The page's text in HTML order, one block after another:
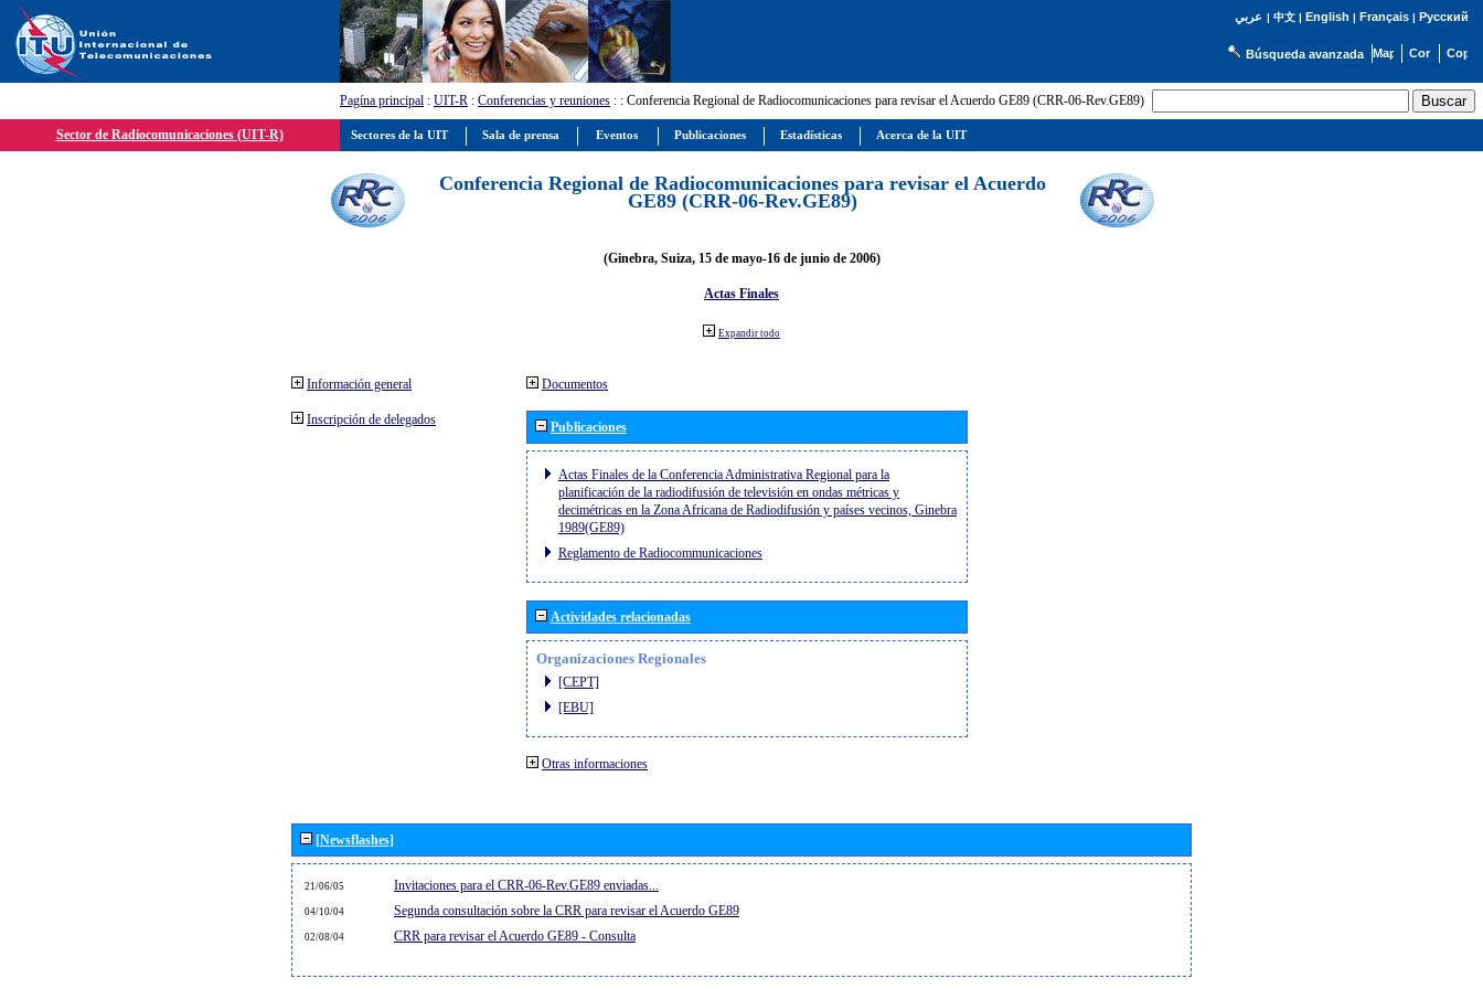
عربي | 中文| English | Français| Русский
Búsqueda avanzada
Pagína principal : UIT-R : Conferencias y reuniones : : Conferencia Regional de Radiocomunicaciones para revisar el Acuerdo GE89 (CRR-06-Rev.GE89)
Sector de Radiocomunicaciones (UIT-R)
Conferencia Regional de Radiocomunicaciones para revisar el Acuerdo
GE89 (CRR-06-Rev.GE89)
(Ginebra, Suiza, 15 de mayo-16 de junio de 2006)
Actas Finales
Expandir todo
Información general
Inscripción de delegados
Documentos
Publicaciones
Actas Finales de la Conferencia Administrativa Regional para la
planificación de la radiodifusión de televisión en ondas métricas y
decimétricas en la Zona Africana de Radiodifusión y países vecinos, Ginebra
1989(GE89)
Reglamento de Radiocommunicaciones
Actividades relacionadas
Organizaciones Regionales
[CEPT]
[EBU]
Otras informaciones
[Newsflashes]
21/06/05 Invitaciones para el CRR-06-Rev.GE89 enviadas...
04/10/04 Segunda consultación sobre la CRR para revisar el Acuerdo GE89
02/08/04 CRR para revisar el Acuerdo GE89 - Consulta
Sectores de la UIT Sala de prensa Eventos Publicaciones Estadísticas Acerca de la UIT